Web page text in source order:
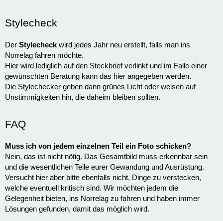
Stylecheck
Der Stylecheck wird jedes Jahr neu erstellt, falls man ins
Norrelag fahren möchte.
Hier wird lediglich auf den Steckbrief verlinkt und im Falle einer
gewünschten Beratung kann das hier angegeben werden.
Die Stylechecker geben dann grünes Licht oder weisen auf
Unstimmigkeiten hin, die daheim bleiben sollten.
FAQ
Muss ich von jedem einzelnen Teil ein Foto schicken?
Nein, das ist nicht nötig. Das Gesamtbild muss erkennbar sein
und die wesentlichen Teile eurer Gewandung und Ausrüstung.
Versucht hier aber bitte ebenfalls nicht, Dinge zu verstecken,
welche eventuell kritisch sind. Wir möchten jedem die
Gelegenheit bieten, ins Norrelag zu fahren und haben immer
Lösungen gefunden, damit das möglich wird.